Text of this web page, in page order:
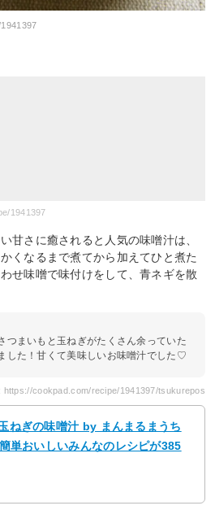
1941397
甘さに癒されると人気の味噌汁は、
くなるまで煮てから加えてひと煮た
せ味噌で味付けをして、青ネギを散
つまいもと玉ねぎがたくさん余っていた
した！甘くて美味しいお味噌汁でした♡
https://cookpad.com/recipe/1941397/tsukurepos
ねぎの味噌汁 by まんまるまうち
単おいしいみんなのレシピが385